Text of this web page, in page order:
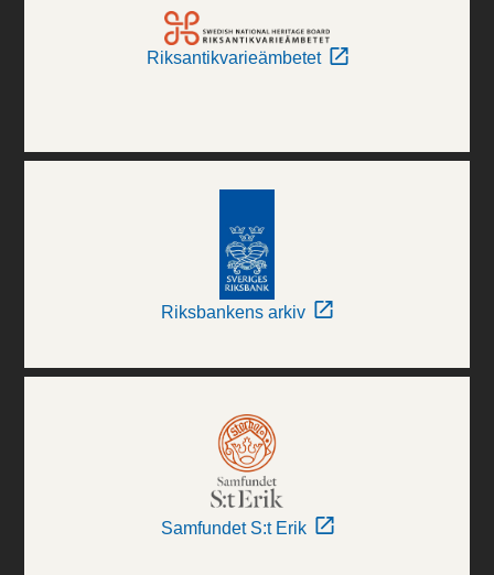
Riksantikvarieämbetet
Riksbankens arkiv
Samfundet S:t Erik